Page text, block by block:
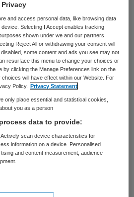
soms best wat
toelaten van bezoek
“het is nog te vroeg
te gaan”. Dat zegt
van specialisten in
Volgens de
risico’s van het
verdwenen en blijft
tweede golf bestaan.
afgelopen weken wel
Privacy
and access personal data, like browsing data
Selecting I Accept enables tracking
shown under we and our partners
Reject All or withdrawing your consent will
some content and ads you see may not
resurface this menu to change your choices or
by clicking the Manage Preferences link on the
choices will have effect within our Website. For
Policy.
Privacy Statement
only place essential and statistical cookies,
you as a person
data to provide:
scan device characteristics for
information on a device. Personalised
and content measurement, audience